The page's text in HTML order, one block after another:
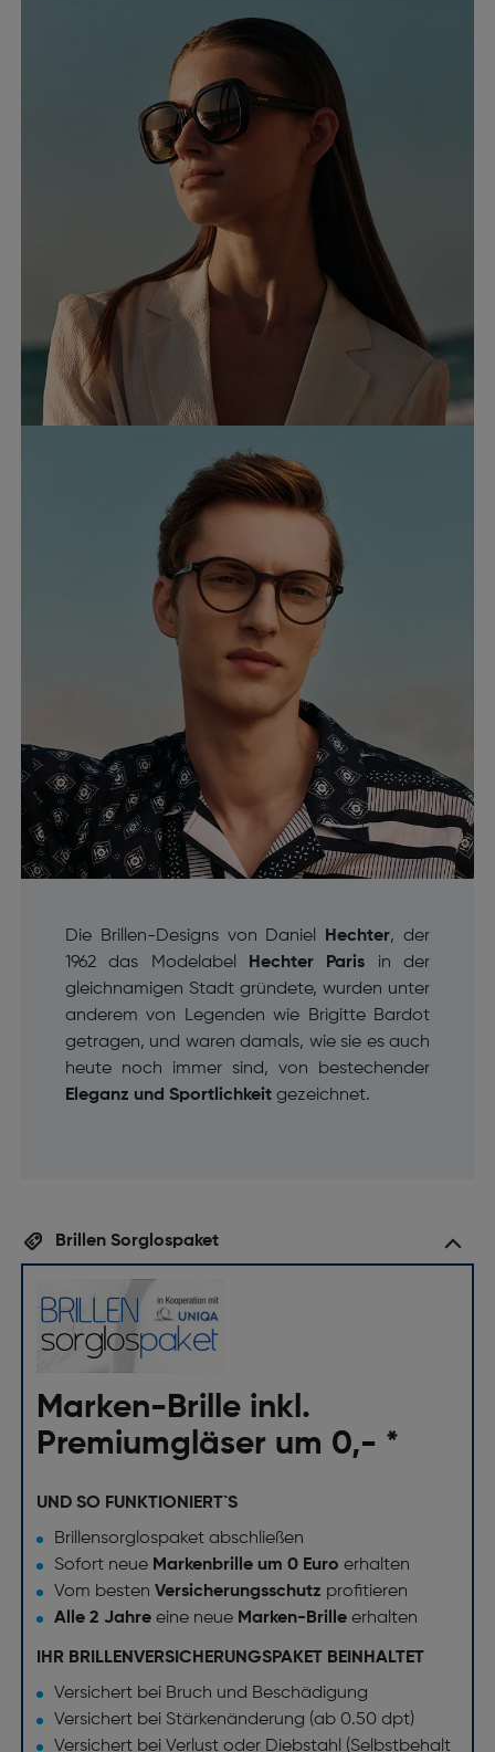
Die Brillen-Designs von Daniel Hechter, der
1962 das Modelabel Hechter Paris in der
gleichnamigen Stadt gründete, wurden unter
anderem von Legenden wie Brigitte Bardot
getragen, und waren damals, wie sie es auch
heute noch immer sind, von bestechender
Eleganz und Sportlichkeitgezeichnet.
Brillen Sorglospaket
Marken-Brille inkl.
Premiumgläser um 0,- *
UND SO FUNKTIONIERT`S
Brillensorglospaket abschließen
Sofort neue Markenbrille um 0 Euro erhalten
Vom besten Versicherungsschutz profitieren
Alle 2 Jahreeine neue Marken-Brille erhalten
IHR BRILLENVERSICHERUNGSPAKET BEINHALTET
Versichert bei Bruch und Beschädigung
Versichert bei Stärkenänderung (ab 0.50 dpt)
Versichert bei Verlust oder Diebstahl (Selbstbehalt